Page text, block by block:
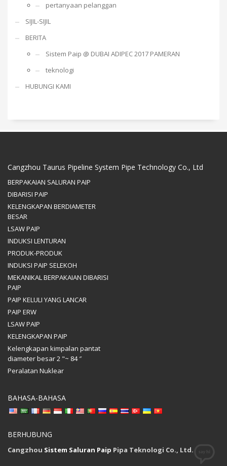
pertanyaan pelanggan
SIJIL-SIJIL
BERITA
Sistem Paip @ DUBAI ADIPEC 2017 PAMERAN
teknologi
HUBUNGI KAMI
Cangzhou Taurus Pipeline System Pipe Technology Co., Ltd
BERPAKAIAN SALURAN PAIP
DIBARISI PAIP
KELENGKAPAN BERDIAMETER
BESAR
LSAW PAIP
INDUKSI LENTURAN
PRODUK-PRODUK
INDUKSI PAIP SELEKOH
MEKANIKAL BERPAKAIAN DIBARISI
PAIP
PAIP KELULI YANG LANCAR
PAIP ERW
LSAW PAIP
KELENGKAPAN PAIP
Kelengkapan kimpalan pantat
diameter besar 2 "~ 84 ″
Peralatan Nuklear
BAHASA-BAHASA
BERHUBUNG
Cangzhou Sistem Saluran Paip Pipa Teknologi Co., Ltd.